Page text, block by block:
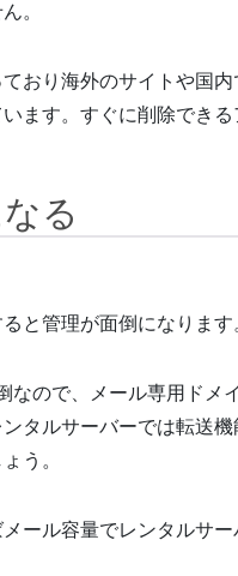
。
おり海外のサイトや国
ます。すぐに削除できる
る
と管理が面倒になります
なので、メール専用ドメ
タルサーバーでは転送
う。
ール容量でレンタルサ